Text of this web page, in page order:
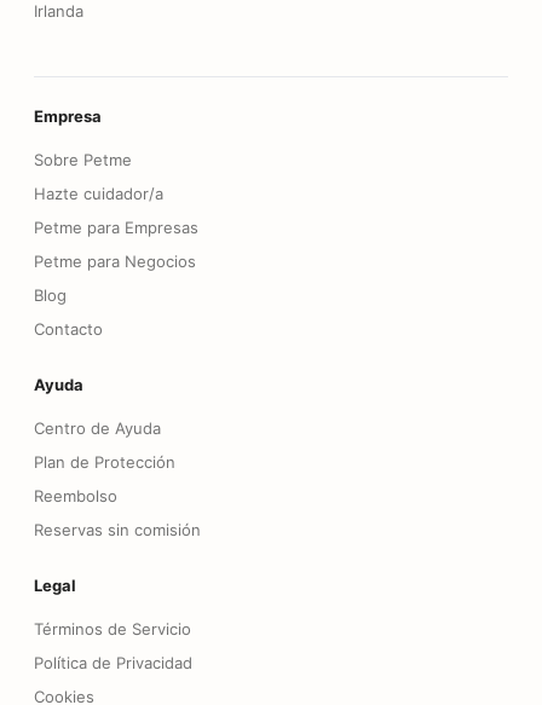
Irlanda
Empresa
Sobre Petme
Hazte cuidador/a
Petme para Empresas
Petme para Negocios
Blog
Contacto
Ayuda
Centro de Ayuda
Plan de Protección
Reembolso
Reservas sin comisión
Legal
Términos de Servicio
Política de Privacidad
Cookies